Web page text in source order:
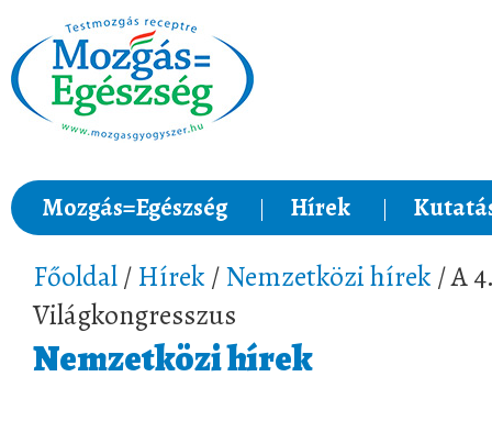
Mozgás=Egészség Hírek
Főoldal/ Hírek /Nemzetközi hírek / A
Világkongresszus
Nemzetközi hírek